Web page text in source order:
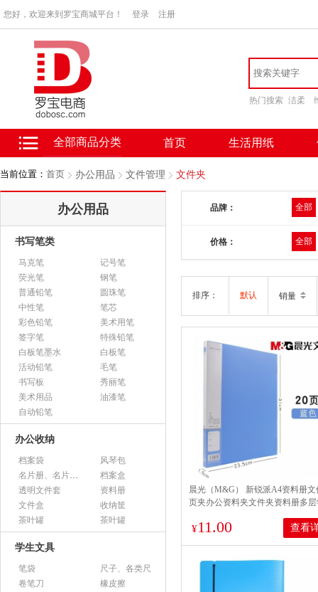
您好，欢迎来到罗宝商城平台！ 登录 注册
热门搜索 洁柔
全部商品分类 首页 生活用纸
当前位置： 首页 办公用品 文件管理 文件夹
办公用品
书写笔类
马克笔
记号笔
荧光笔
钢笔
普通铅笔
圆珠笔
中性笔
笔芯
彩色铅笔
美术用笔
签字笔
特殊铅笔
白板笔墨水
白板笔
活动铅笔
毛笔
书写板
秀丽笔
美术用品
油漆笔
自动铅笔
办公收纳
档案袋
风琴包
名片册、名片盒、名片座
档案盒
透明文件套
资料册
文件盒
收纳筐
茶叶罐
茶叶罐
学生文具
笔袋
尺子、各类尺
卷笔刀
橡皮擦
品牌： 全部
价格： 全部
排序： 默认 销量
晨光（M&G） 新锐派A4资料册文
页夹办公资料夹文件夹资料册多
蓝色 ADM95095
¥11.00 查看